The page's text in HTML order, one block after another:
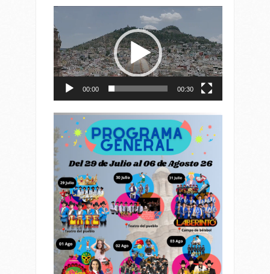
de
vídeo
00:00 00:30